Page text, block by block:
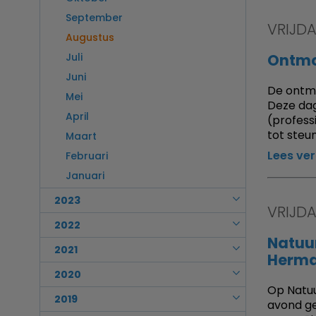
Februari
Januari
Augustus
Juli
Juni
Mei
April
Maart
Februari
Januari
September
Augustus
Juli
Juni
Mei
April
Maart
Februari
Januari
2023
December
November
Oktober
September
Augustus
2022
December
November
Oktober
September
2021
December
November
2020
December
2019
De
Deze
tot
Lees
Op
avond